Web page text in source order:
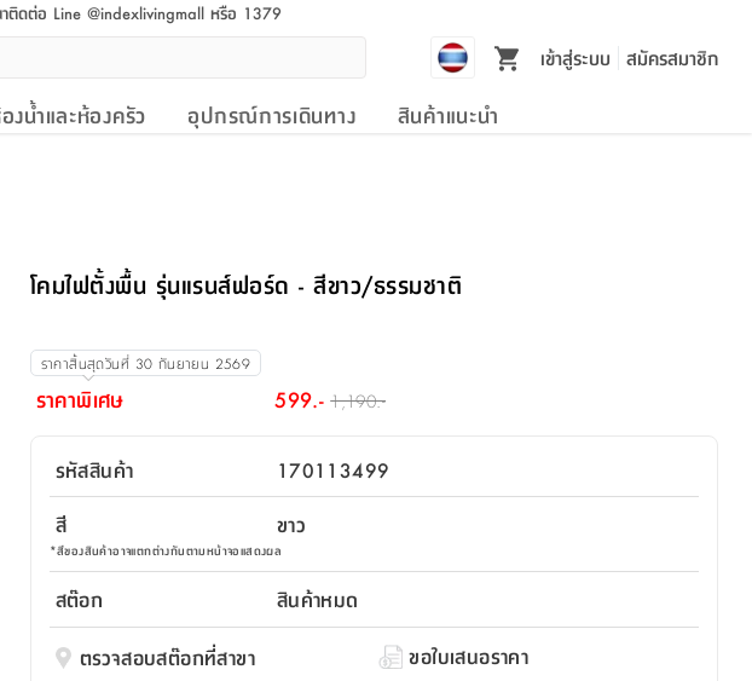
ติดต่อ Line @indexlivingmall หรือ 1379
เข้าสู่ระบบ สมัครสมาชิก
งน้ำและห้องครัว อุปกรณ์การเดินทาง สินค้าแนะนำ
โคมไฟตั้งพื้น รุ่นแรนส์ฟอร์ด - สีขาว/ธรรมชาติ
ราคาสิ้นสุดวันที่ 30 กันยายน 2569
ราคาพิเศษ 599.- 1,190.-
รหัสสินค้า
170113499
สี
ขาว
*สีของสินค้าอาจแตกต่างกันตามหน้าจอแสดงผล
สต๊อก
สินค้าหมด
ตรวจสอบสต๊อกที่สาขา
ขอใบเสนอราคา